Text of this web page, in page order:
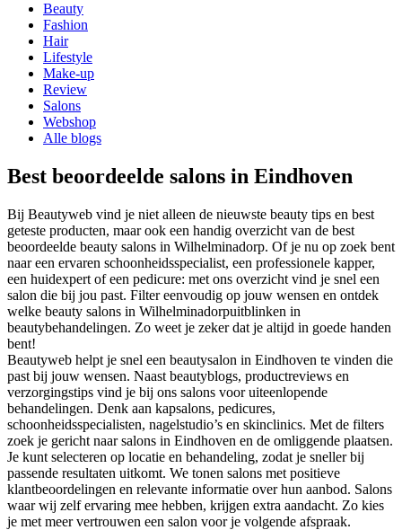
Beauty
Fashion
Hair
Lifestyle
Make-up
Review
Salons
Webshop
Alle blogs
Best beoordeelde salons in Eindhoven
Bij Beautyweb vind je niet alleen de nieuwste beauty tips en best
geteste producten, maar ook een handig overzicht van de best
beoordeelde beauty salons in Wilhelminadorp. Of je nu op zoek bent
naar een ervaren schoonheidsspecialist, een professionele kapper,
een huidexpert of een pedicure: met ons overzicht vind je snel een
salon die bij jou past. Filter eenvoudig op jouw wensen en ontdek
welke beauty salons in Wilhelminadorpuitblinken in
beautybehandelingen. Zo weet je zeker dat je altijd in goede handen
bent!
Beautyweb helpt je snel een beautysalon in Eindhoven te vinden die
past bij jouw wensen. Naast beautyblogs, productreviews en
verzorgingstips vind je bij ons salons voor uiteenlopende
behandelingen. Denk aan kapsalons, pedicures,
schoonheidsspecialisten, nagelstudio’s en skinclinics. Met de filters
zoek je gericht naar salons in Eindhoven en de omliggende plaatsen.
Je kunt selecteren op locatie en behandeling, zodat je sneller bij
passende resultaten uitkomt. We tonen salons met positieve
klantbeoordelingen en relevante informatie over hun aanbod. Salons
waar wij zelf ervaring mee hebben, krijgen extra aandacht. Zo kies
je met meer vertrouwen een salon voor je volgende afspraak.